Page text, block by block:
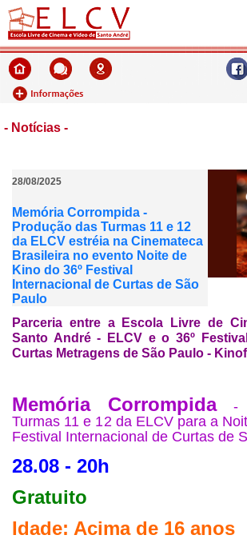
- Notícias -
28/08/2025
Memória Corrompida -
Produção das Turmas 11 e 12
da ELCV estréia na Cinemateca
Brasileira no evento Noite de
Kino do 36º Festival
Internacional de Curtas de São
Paulo
Parceria entre a Escola Livre de
Santo André - ELCV e o 36º
Curtas Metragens de São Paulo -
Memória Corrompida-
Turmas 11 e 12 da ELCV para a
Festival Internacional de Curtas de
28.08 - 20h
Gratuito
Idade: Acima de 16 anos